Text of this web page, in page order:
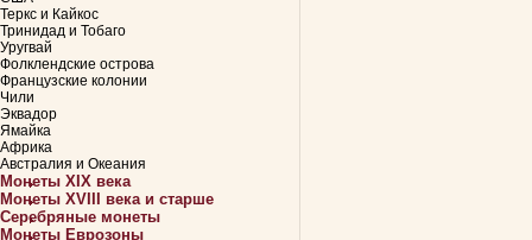
Теркс и Кайкос
Тринидад и Тобаго
Уругвай
Фолклендские острова
Французские колонии
Чили
Эквадор
Ямайка
Африка
Австралия и Океания
Монеты XIX века
Монеты XVIII века и старше
Серебряные монеты
Монеты Еврозоны